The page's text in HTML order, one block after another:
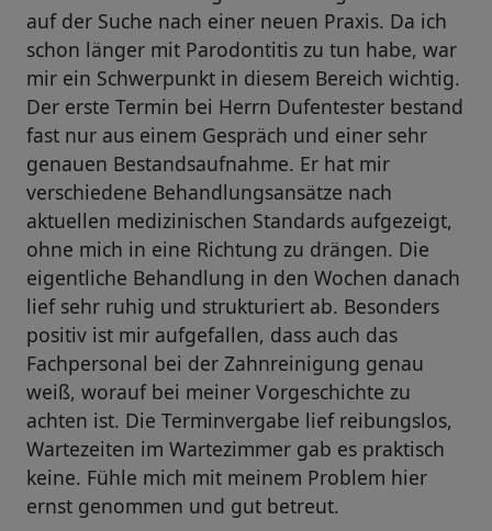
auf der Suche nach einer neuen Praxis. Da ich
schon länger mit Parodontitis zu tun habe, war
mir ein Schwerpunkt in diesem Bereich wichtig.
Der erste Termin bei Herrn Dufentester bestand
fast nur aus einem Gespräch und einer sehr
genauen Bestandsaufnahme. Er hat mir
verschiedene Behandlungsansätze nach
aktuellen medizinischen Standards aufgezeigt,
ohne mich in eine Richtung zu drängen. Die
eigentliche Behandlung in den Wochen danach
lief sehr ruhig und strukturiert ab. Besonders
positiv ist mir aufgefallen, dass auch das
Fachpersonal bei der Zahnreinigung genau
weiß, worauf bei meiner Vorgeschichte zu
achten ist. Die Terminvergabe lief reibungslos,
Wartezeiten im Wartezimmer gab es praktisch
keine. Fühle mich mit meinem Problem hier
ernst genommen und gut betreut.